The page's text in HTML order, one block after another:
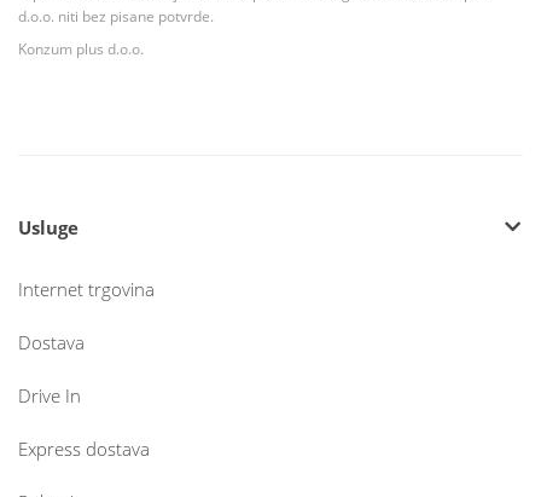
d.o.o. niti bez pisane potvrde.
Konzum plus d.o.o.
Usluge
Internet trgovina
Dostava
Drive In
Express dostava